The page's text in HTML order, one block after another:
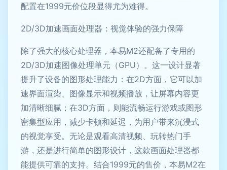
配置在1999元价位段显得尤为难得。
2D/3D加速画面处理器：视觉体验的强力保障
除了强大的核心处理器，本易M2还配备了专用的
2D/3D加速图像处理单元（GPU）。这一设计显著
提升了设备的图形处理能力：在2D方面，它可以加
速界面渲染、图像显示和视频播放，让屏幕内容更
加清晰细腻；在3D方面，则能流畅运行游戏或图形
密集型应用，减少卡顿和延迟，为用户带来沉浸式
的视觉享受。无论是观看高清视频、玩转热门手
游，还是进行简单的图形设计，这款画面处理器都
能提供可靠的支持。结合1999元的售价，本易M2在